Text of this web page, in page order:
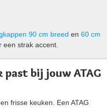
90 cm breed en 60 cm
een strak accent.
bij jouw ATAG
frisse keuken. Een ATAG